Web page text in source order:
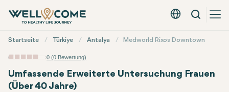
Deutsch - EUR
Suche
Menü
Startseite Türkiye Antalya Medworld Rixos Downtown
0 (0 Bewertung)
Umfassende Erweiterte Untersuchung Frauen
(Über 40 Jahre)